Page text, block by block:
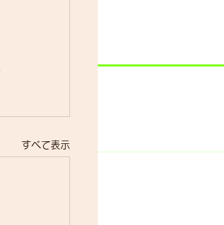
すべて表示